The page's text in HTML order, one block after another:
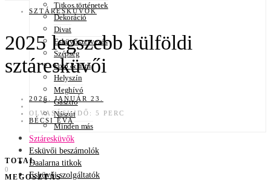
Titkos történetek
Dekoráció
Divat
Esküvőszervezés
Szépség
Fotó & film
Helyszín
Meghívó
Gasztro
Nászút
Minden más
Sztáresküvők
Esküvői beszámolók
Daalarna titkok
Esküvői szolgáltatók
SZTÁRESKÜVŐK
2025 legszebb külföldi
sztáresküvői
2026. JANUÁR 23.
OLVASÁSI IDŐ: 5 PERC
BÉCSI ÉVA
TOTAL
0
MEGOSZTÁS